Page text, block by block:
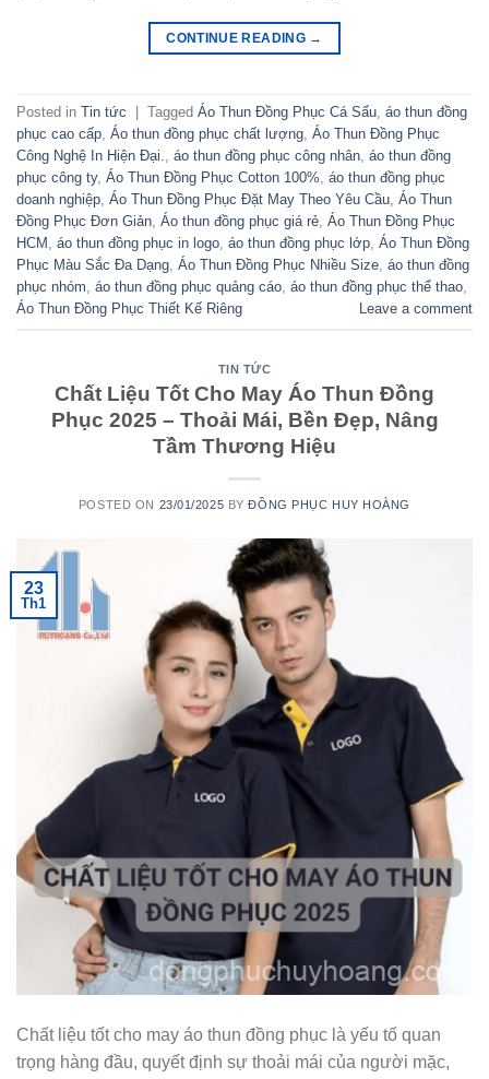
CONTINUE READING →
Posted in Tin tức Tagged Áo Thun Đồng Phục Cá Sấu, áo thun đồng
phục cao cấp, Áo thun đồng phục chất lượng, Áo Thun Đồng Phục
Công Nghệ In Hiện Đại., áo thun đồng phục công nhân, áo thun đồng
phục công ty, Áo Thun Đồng Phục Cotton 100%, áo thun đồng phục
doanh nghiệp, Áo Thun Đồng Phục Đặt May Theo Yêu Cầu, Áo Thun
Đồng Phục Đơn Giản, Áo thun đồng phục giá rẻ, Áo Thun Đồng Phục
HCM , áo thun đồng phục in logo, áo thun đồng phục lớp, Áo Thun Đồng
Phục Màu Sắc Đa Dạng, Áo Thun Đồng Phục Nhiều Size, áo thun đồng
phục nhóm, áo thun đồng phục quảng cáo, áo thun đồng phục thể thao,
Áo Thun Đồng Phục Thiết Kế Riêng
Leave a comment
TIN TỨC
Chất Liệu Tốt Cho May Áo Thun Đồng
Phục 2025 – Thoải Mái, Bền Đẹp, Nâng
Tầm Thương Hiệu
POSTED ON 23/01/2025 BYĐỒNG PHỤC HUY HOÀNG
23
Th1
Chất liệu tốt cho may áo thun đồng phục là yếu tố quan
trọng hàng đầu, quyết định sự thoải mái của người mặc,